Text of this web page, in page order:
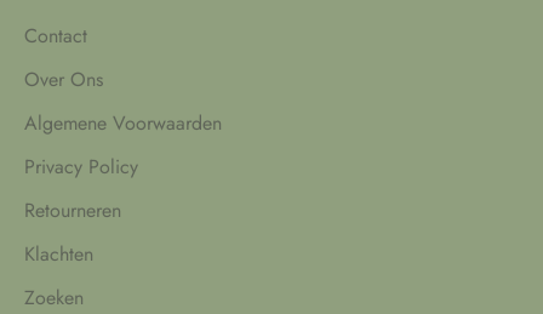
Contact
Over Ons
Algemene Voorwaarden
Privacy Policy
Retourneren
Klachten
Zoeken